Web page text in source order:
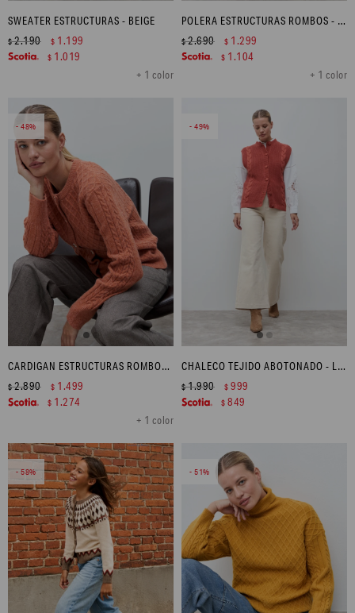
SWEATER ESTRUCTURAS - BEIGE
+ 1 color
$2.190 $ 1.199
$ 1.019
POLERA ESTRUCTURAS ROMBOS - LACRE
+ 1 color
$2.690 $ 1.299
$ 1.104
48
CARDIGAN ESTRUCTURAS ROMBOS - LACRE
+ 1 color
$2.890 $ 1.499
$ 1.274
49
CHALECO TEJIDO ABOTONADO - LACRE
$1.990 $ 999
$ 849
58 51